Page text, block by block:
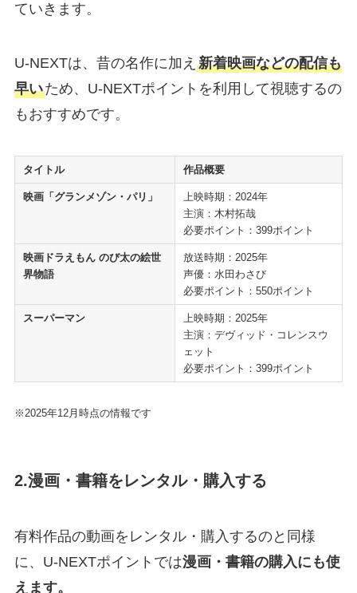
ていきます。
U-NEXTは、昔の名作に加え 新着映画などの配信も
早いため、U-NEXTポイントを利用して視聴するの
もおすすめです。
タイトル 作品概要
映画「グランメゾン・パリ」
上映時期：2024年
主演：木村拓哉
必要ポイント：399ポイント
映画ドラえもん のび太の絵世
界物語
放送時期：2025年
声優：水田わさび
必要ポイント：550ポイント
スーパーマン
上映時期：2025年
主演：デヴィッド・コレンスウ
ェット
必要ポイント：399ポイント
※2025年12月時点の情報です
2.漫画・書籍をレンタル・購入する
有料作品の動画をレンタル・購入するのと同様
に、U-NEXTポイントでは漫画・書籍の購入にも使
えます。